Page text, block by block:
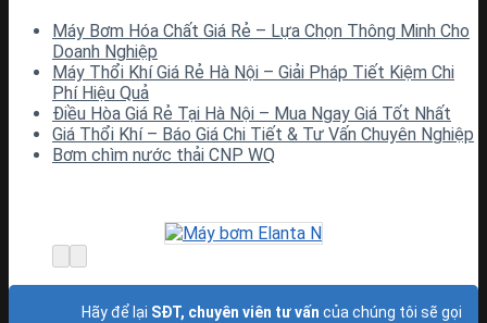
Máy Bơm Hóa Chất Giá Rẻ – Lựa Chọn Thông Minh Cho
Doanh Nghiệp
Máy Thổi Khí Giá Rẻ Hà Nội – Giải Pháp Tiết Kiệm Chi
Phí Hiệu Quả
Điều Hòa Giá Rẻ Tại Hà Nội – Mua Ngay Giá Tốt Nhất
Giá Thổi Khí – Báo Giá Chi Tiết & Tư Vấn Chuyên Nghiệp
Bơm chìm nước thải CNP WQ
Hãy để lại SĐT, chuyên viên tư vấn của chúng tôi sẽ gọi